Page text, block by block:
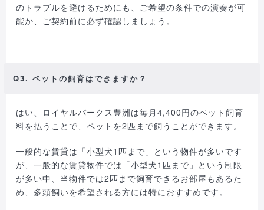
のトラブルを避けるためにも、ご希望の条件での演奏が可
能か、ご契約前に必ず確認しましょう。
Q3. ペットの飼育はできますか？
はい、ロイヤルパークス豊洲は毎月4,400円のペット飼育
料を払うことで、ペットを2匹まで飼うことができます。
一般的な賃貸は「小型犬1匹まで」という物件が多いです
が、一般的な賃貸物件では「小型犬1匹まで」という制限
が多い中、当物件では2匹まで飼育できるお部屋もあるた
め、多頭飼いを希望される方には特におすすめです。